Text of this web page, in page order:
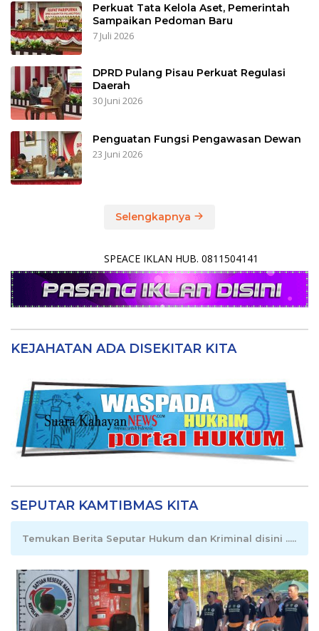
Perkuat Tata Kelola Aset, Pemerintah
Sampaikan Pedoman Baru
7 Juli 2026
DPRD Pulang Pisau Perkuat Regulasi
Daerah
30 Juni 2026
Penguatan Fungsi Pengawasan Dewan
23 Juni 2026
Selengkapnya
SPEACE IKLAN HUB. 0811504141
KEJAHATAN ADA DISEKITAR KITA
SEPUTAR KAMTIBMAS KITA
Temukan Berita Seputar Hukum dan Kriminal disini .....